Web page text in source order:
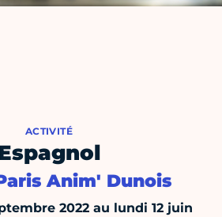
ACTIVITÉ
Anim' Dunois
2022 au lundi 12 juin